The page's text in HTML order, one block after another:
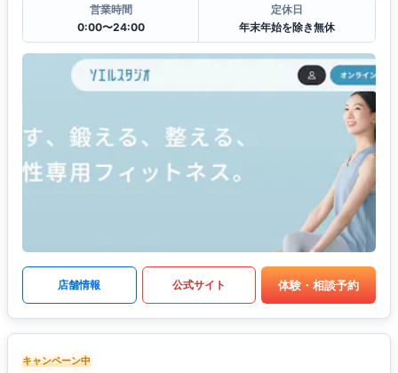
営業時間
0:00〜24:00
定休日
年末年始を除き無休
店舗情報 公式サイト 体験・相談予約
キャンペーン中